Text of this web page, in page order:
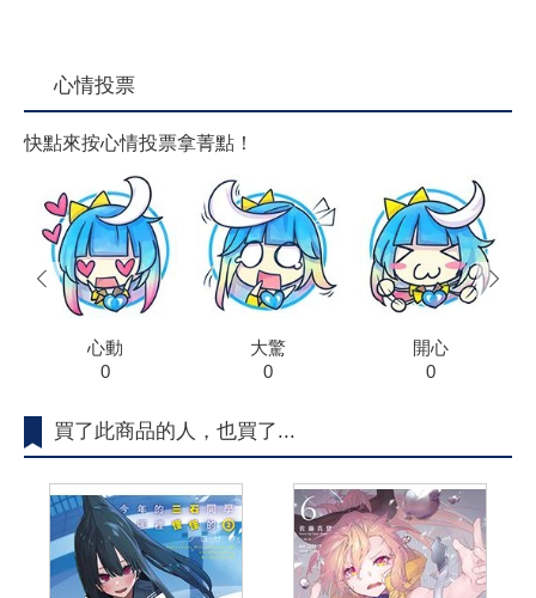
心情投票
快點來按心情投票拿菁點！
心動
0
大驚
0
開心
0
prev next
買了此商品的人，也買了...